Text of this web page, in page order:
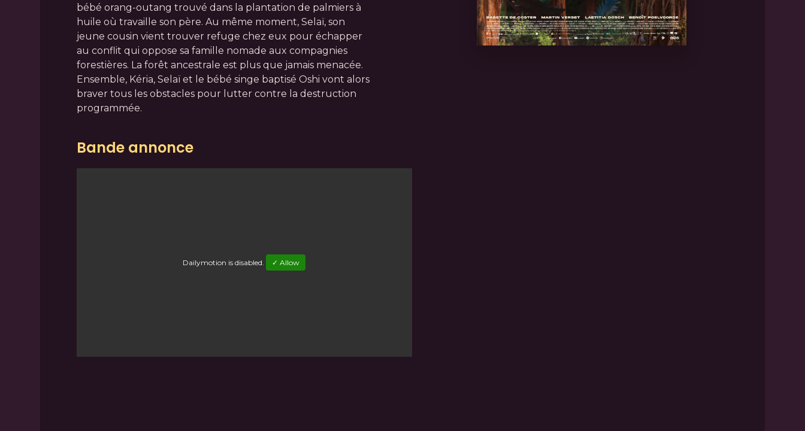
bébé orang-outang trouvé dans la plantation de palmiers à
huile où travaille son père. Au même moment, Selaï, son
jeune cousin vient trouver refuge chez eux pour échapper
au conflit qui oppose sa famille nomade aux compagnies
forestières. La forêt ancestrale est plus que jamais menacée.
Ensemble, Kéria, Selaï et le bébé singe baptisé Oshi vont alors
braver tous les obstacles pour lutter contre la destruction
programmée.
Bande annonce
Dailymotion is disabled. ✓ Allow